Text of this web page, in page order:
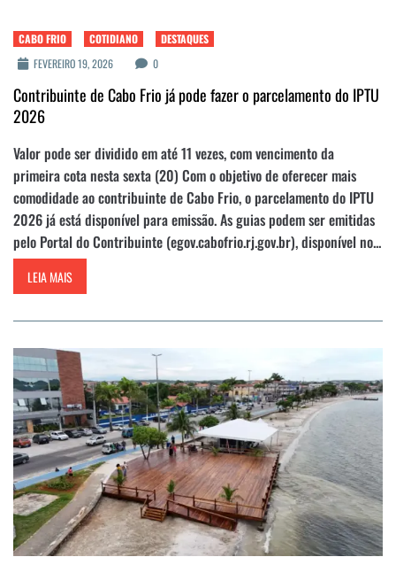
CABO FRIO COTIDIANO
DESTAQUES
FEVEREIRO 19, 2026
0
Contribuinte de Cabo Frio já pode fazer o parcelamento do IPTU
2026
Valor pode ser dividido em até 11 vezes, com vencimento da
primeira cota nesta sexta (20) Com o objetivo de oferecer mais
comodidade ao contribuinte de Cabo Frio, o parcelamento do IPTU
2026 já está disponível para emissão. As guias podem ser emitidas
pelo Portal do Contribuinte (egov.cabofrio.rj.gov.br), disponível no...
LEIA MAIS